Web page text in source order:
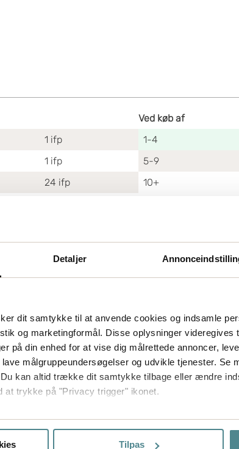
Detaljer
dit samtykke til at anvende cookies og indsamle
og marketingformål. Disse oplysninger videregives
på din enhed for at vise dig målrettede annoncer,
målgruppeundersøgelser og udvikle tjenester. Se
kan altid trække dit samtykke tilbage eller ændre
at trykke på "Privacy trigger" ikonet.
gerne:
Tilpas
1 ifp
1 ifp
24 ifp
Ved køb af
1-4
5-9
10+